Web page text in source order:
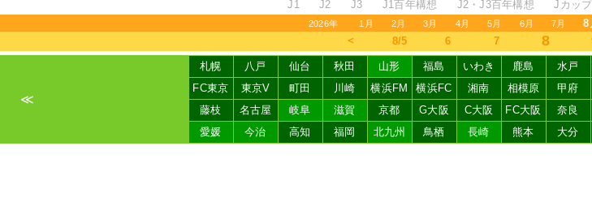
J1 J2 J3 J1百年構想 J2・J3百年構想 Jカップ
2026年 1月 2月 3月 4月 5月 6月 7月 8
＜ 8/5 6 7 8
≪
札幌 八戸 仙台 秋田 山形 福島 いわき 鹿島 水戸
FC東京
東京V 町田 川崎 横浜FM 横浜FC 湘南 相模原 甲府
藤枝
名古屋 岐阜 滋賀 京都 G大阪 C大阪 FC大阪 奈良
愛媛
今治 高知 福岡 北九州 鳥栖 長崎 熊本 大分